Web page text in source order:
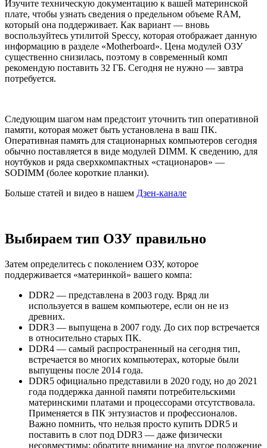
Изучите техническую документацию к вашей материнской
плате, чтобы узнать сведения о предельном объеме RAM,
который она поддерживает. Как вариант — вновь
воспользуйтесь утилитой Speccy, которая отображает данную
информацию в разделе «Motherboard». Цена модулей ОЗУ
существенно снизилась, поэтому в современный комп
рекомендую поставить 32 ГБ. Сегодня не нужно — завтра
потребуется.
Следующим шагом нам предстоит уточнить тип оперативной
памяти, которая может быть установлена в ваш ПК.
Оперативная память для стационарных компьютеров сегодня
обычно поставляется в виде модулей DIMM. К сведению, для
ноутбуков и ряда сверхкомпактных «стационаров» —
SODIMM (более короткие планки).
Больше статей и видео в нашем Дзен-канале
Выбираем тип ОЗУ правильно
Затем определитесь с поколением ОЗУ, которое
поддерживается «материнкой» вашего компа:
DDR2 — представлена в 2003 году. Вряд ли
используется в вашем компьютере, если он не из
древних.
DDR3 — выпущена в 2007 году. До сих пор встречается
в относительно старых ПК.
DDR4 — самый распространенный на сегодня тип,
встречается во многих компьютерах, которые были
выпущены после 2014 года.
DDR5 официально представили в 2020 году, но до 2021
года поддержка данной памяти потребительскими
материнскими платами и процессорами отсутствовала.
Применяется в ПК энтузиастов и профессионалов.
Важно помнить, что нельзя просто купить DDR5 и
поставить в слот под DDR3 — даже физически
несовместимы: обратите внимание на другое положение